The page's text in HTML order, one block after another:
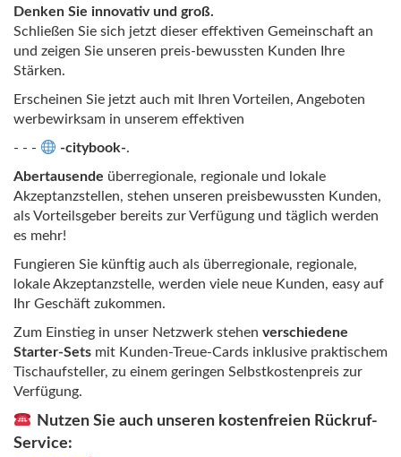
Denken Sie innovativ und groß.
Schließen Sie sich jetzt dieser effektiven Gemeinschaft an
und zeigen Sie unseren preis-bewussten Kunden Ihre
Stärken.
Erscheinen Sie jetzt auch mit Ihren Vorteilen, Angeboten
werbewirksam in unserem effektiven
- - -
-citybook-.
Abertausende überregionale, regionale und lokale
Akzeptanzstellen, stehen unseren preisbewussten Kunden,
als Vorteilsgeber bereits zur Verfügung und täglich werden
es mehr!
Fungieren Sie künftig auch als überregionale, regionale,
lokale Akzeptanzstelle, werden viele neue Kunden, easy auf
Ihr Geschäft zukommen.
Zum Einstieg in unser Netzwerk stehen verschiedene
Starter-Sets mit Kunden-Treue-Cards inklusive praktischem
Tischaufsteller, zu einem geringen Selbstkostenpreis zur
Verfügung.
Nutzen Sie auch unseren kostenfreien Rückruf-
Service: